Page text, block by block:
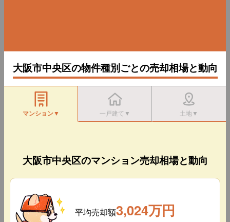
大阪市中央区の物件種別ごとの売却相場と動向
マンション▼ 一戸建て▼ 土地▼
大阪市中央区のマンション売却相場と動向
平均売却額3,024万円